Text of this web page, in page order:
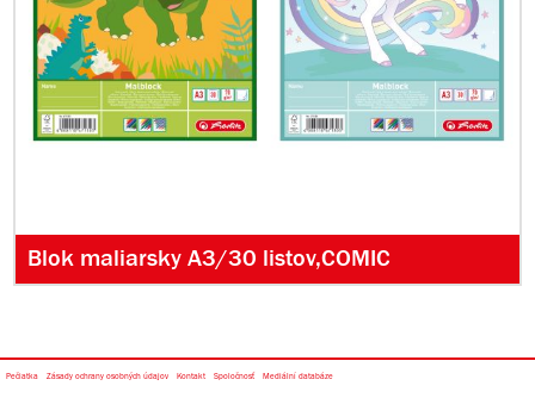
Blok maliarsky A3/30 listov,COMIC
Pečiatka Zásady ochrany osobných údajov Kontakt Spoločnosť Mediální databáze